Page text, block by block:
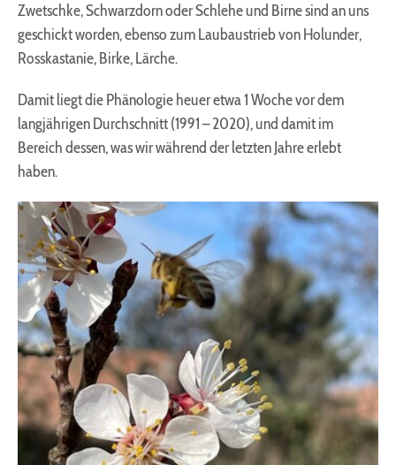
Zwetschke, Schwarzdorn oder Schlehe und Birne sind an uns
geschickt worden, ebenso zum Laubaustrieb von Holunder,
Rosskastanie, Birke, Lärche.
Damit liegt die Phänologie heuer etwa 1 Woche vor dem
langjährigen Durchschnitt (1991 – 2020), und damit im
Bereich dessen, was wir während der letzten Jahre erlebt
haben.
Einverständnis-Cookie
cookie_consent
Zweck:
Dieser Cookie speichert die ausgewählten
Cookie Laufzeit:
1 Jahr
EXTERNE MEDIEN
Um Inhalte von Videoplattformen und Social Media
Plattformen anzeigen zu können, werden von
diesen externen Medien Cookies gesetzt.
YouTube